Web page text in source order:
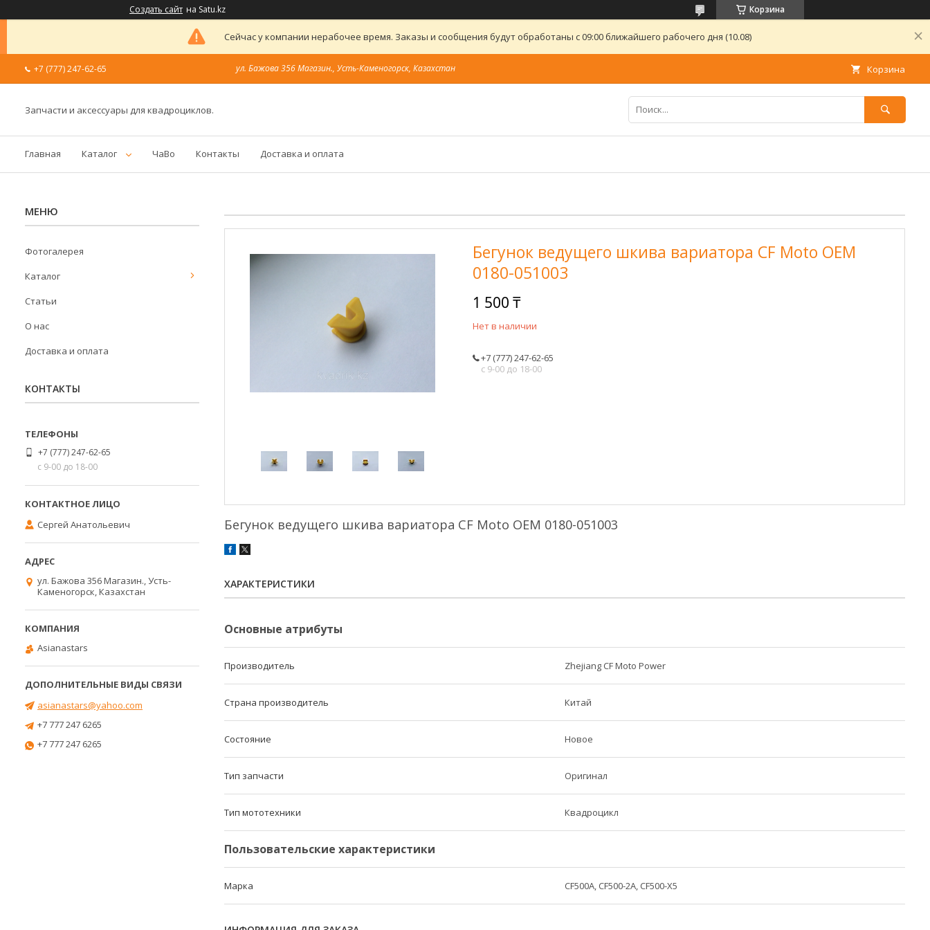
Создать сайт на Satu.kz Корзина
Сейчас у компании нерабочее время. Заказы и сообщения будут обработаны с 09:00 ближайшего рабочего дня (10.08)
+7 (777) 247-62-65 ул. Бажова 356 Магазин., Усть-Каменогорск, Казахстан Корзина
Запчасти и аксессуары для квадроциклов.
Главная Каталог ЧаВо Контакты Доставка и оплата
Бегунок ведущего шкива вариатора CF Moto OEM
0180-051003
1 500 ₸
Нет в наличии
+7 (777) 247-62-65
с 9-00 до 18-00
Бегунок ведущего шкива вариатора CF Moto OEM 0180-051003
ХАРАКТЕРИСТИКИ
Основные атрибуты
Производитель Zhejiang CF Moto Power
Страна производитель Китай
Состояние Новое
Тип запчасти Оригинал
Тип мототехники Квадроцикл
Пользовательские характеристики
Марка CF500A, CF500-2A, CF500-X5
Фотогалерея
Каталог
Статьи
О нас
Доставка и оплата
КОНТАКТЫ
+7 (777) 247-62-65
с 9-00 до 18-00
Сергей Анатольевич
ул. Бажова 356 Магазин., Усть-
Каменогорск, Казахстан
Asianastars
asianastars@yahoo.com
+7 777 247 6265
+7 777 247 6265